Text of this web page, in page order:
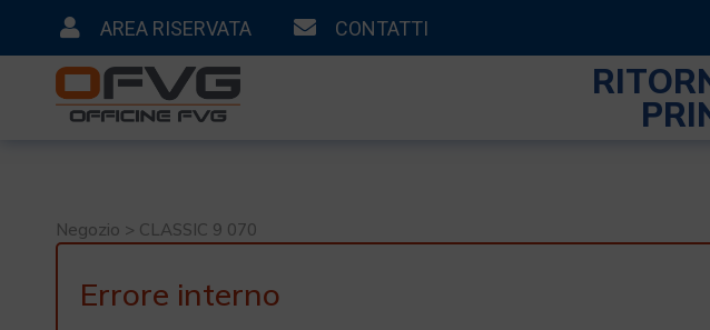
AREA RISERVATA CONTATTI
Negozio > CLASSIC 9 070
Errore interno